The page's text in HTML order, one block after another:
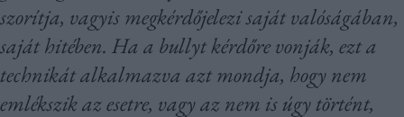
szorítja, vagyis megkérdőjelezi saját valóságában,
saját hitében. Ha a bullyt kérdőre vonják, ezt a
technikát alkalmazva azt mondja, hogy nem
emlékszik az esetre, vagy az nem is úgy történt,